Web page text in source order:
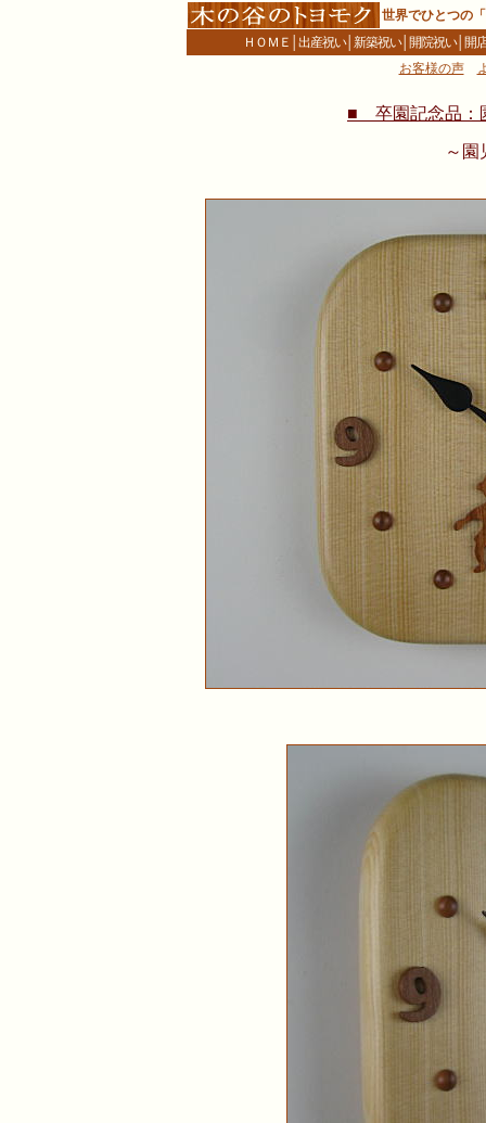
世界でひとつの
ＨＯＭＥ │出産祝い│新築祝い│開院祝い│開
お客様の声
■ 卒園記念品：
～